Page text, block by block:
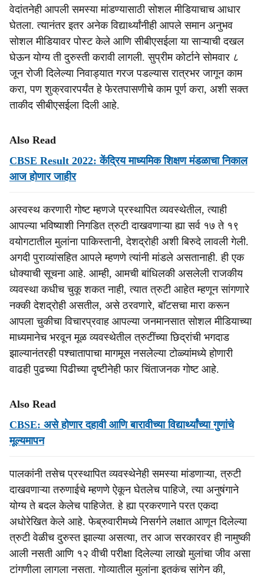
वेदांतनेही आपली समस्या मांडण्यासाठी सोशल मीडियाचाच आधार
घेतला. त्यानंतर इतर अनेक विद्यार्थ्यांनीही आपले समान अनुभव
सोशल मीडियावर पोस्ट केले आणि सीबीएसईला या साऱ्याची दखल
घेऊन योग्य ती दुरुस्ती करावी लागली. सुप्रीम कोर्टाने सोमवार ८
जून रोजी दिलेल्या निवाड्यात गरज पडल्यास रात्रभर जागून काम
करा, पण शुक्रवारपर्यंत हे फेरतपासणीचे काम पूर्ण करा, अशी सक्त
ताकीद सीबीएसईला दिली आहे.
Also Read
CBSE Result 2022: केंद्रिय माध्यमिक शिक्षण मंडळाचा निकाल
आज होणार जाहीर
अस्वस्थ करणारी गोष्ट म्हणजे प्रस्थापित व्यवस्थेतील, त्याही
आपल्या भविष्याशी निगडित त्रुटी दाखवणाऱ्या ह्या सर्व १७ ते १९
वयोगटातील मुलांना पाकिस्तानी, देशद्रोही अशी बिरुदे लावली गेली.
अगदी पुराव्यांसहित आपले म्हणणे त्यांनी मांडले असतानाही. ही एक
धोक्याची सूचना आहे. आम्ही, आमची बांधिलकी असलेली राजकीय
व्यवस्था कधीच चुकू शकत नाही, त्यात त्रुटी आहेत म्हणून सांगणारे
नक्की देशद्रोही असतील, असे ठरवणारे, बॉटसचा मारा करून
आपला चुकीचा विचारप्रवाह आपल्या जनमानसात सोशल मीडियाच्या
माध्यमानेच भरवून मूळ व्यवस्थेतील त्रुटींच्या छिद्रांची भगदाड
झाल्यानंतरही पश्चातापाचा मागमूस नसलेल्या टोळ्यांमध्ये होणारी
वाढही पुढच्या पिढीच्या दृष्टीनेही फार चिंताजनक गोष्ट आहे.
Also Read
CBSE: असे होणार दहावी आणि बारावीच्या विद्यार्थ्यांच्या गुणांचे
मूल्यमापन
पालकांनी तसेच प्रस्थापित व्यवस्थेनेही समस्या मांडणाऱ्या, त्रुटी
दाखवणाऱ्या तरुणाईचे म्हणणे ऐकून घेतलेच पाहिजे, त्या अनुषंगाने
योग्य ते बदल केलेच पाहिजेत. हे ह्या प्रकरणाने परत एकदा
अधोरेखित केले आहे. फेब्रुवारीमध्ये निसर्गने लक्षात आणून दिलेल्या
त्रुटी वेळीच दुरुस्त झाल्या असत्या, तर आज सरकारवर ही नामुष्की
आली नसती आणि १२ वीची परीक्षा दिलेल्या लाखो मुलांचा जीव असा
टांगणीला लागला नसता. गोव्यातील मुलांना इतकंच सांगेन की,